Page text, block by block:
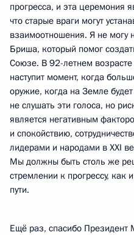
прогресса, и эта церемония
что старые враги могут
взаимоотношения. Я не могу
Бриша, который помог
Союзе. В 92-летнем возрасте
наступит момент, когда
оружие, когда на Земле
не слушать эти голоса, но
является негативным
и спокойствию,
лидерами и народами в XXI
Мы должны быть столь же
стремлении к прогрессу, как
пути.
Ещё раз, спасибо